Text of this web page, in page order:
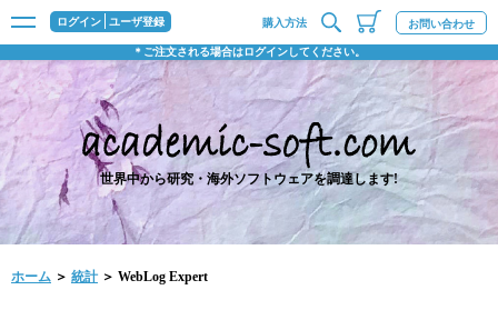
ログイン ユーザ登録
＊ご注文される場合はログインしてください。
購入方法 お問い合わせ
世界中から研究・海外ソフトウェアを調達します!
ホーム ＞ 統計＞ WebLog Expert